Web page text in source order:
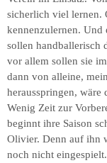
sicherlich viel lernen.
kennenzulernen.
sollen handballerisch
vor allem sollen sie
dann von alleine,
herausspringen, wäre
Wenig Zeit zur
beginnt ihre Saison
Olivier. Denn auf ihn
noch nicht